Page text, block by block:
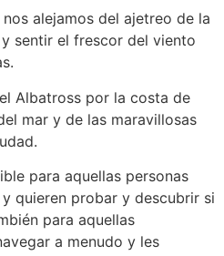
alejamos del ajetreo de la
sentir el frescor del viento
Albatross por la costa de
mar y de las maravillosas
para aquellas personas
quieren probar y descubrir si
para aquellas
a menudo y les